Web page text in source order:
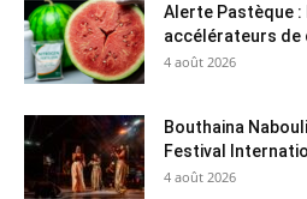
Alerte Pastèque
accélérateurs de
4 août 2026
Bouthaina
Festival
4 août 2026